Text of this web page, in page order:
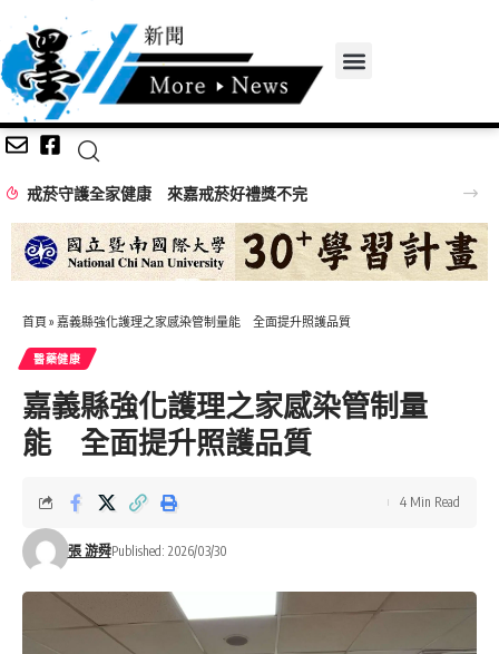
戒菸守護全家健康 來嘉戒菸好禮獎不完
首頁 » 嘉義縣強化護理之家感染管制量能 全面提升照護品質
醫藥健康
嘉義縣強化護理之家感染管制量
能 全面提升照護品質
張 游舜Published: 2026/03/30
4 Min Read